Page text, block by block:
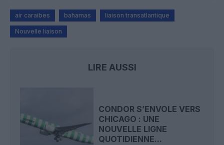
air caraibes bahamas liaison transatlantique
Nouvelle liaison
LIRE AUSSI
CONDOR S’ENVOLE VERS
CHICAGO : UNE
NOUVELLE LIGNE
QUOTIDIENNE...